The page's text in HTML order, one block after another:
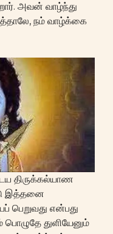
அவன் வாழ்ந்து
நம் வாழ்க்கை
திருக்கல்யாண
இத்தனை
பெறுவது என்பது
பொழுதே துளியேனும்